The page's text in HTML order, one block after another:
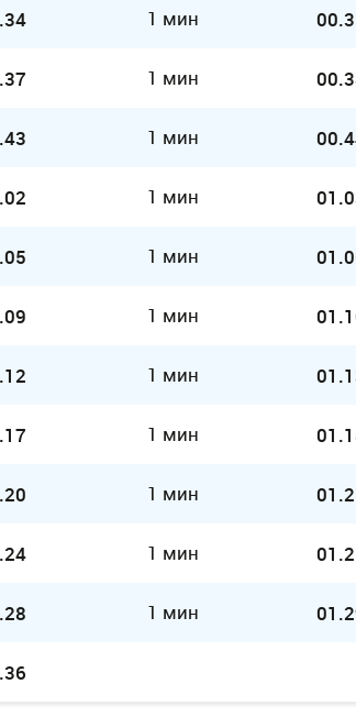
1 мин
1 мин
1 мин
1 мин
1 мин
1 мин
1 мин
1 мин
1 мин
1 мин
1 мин